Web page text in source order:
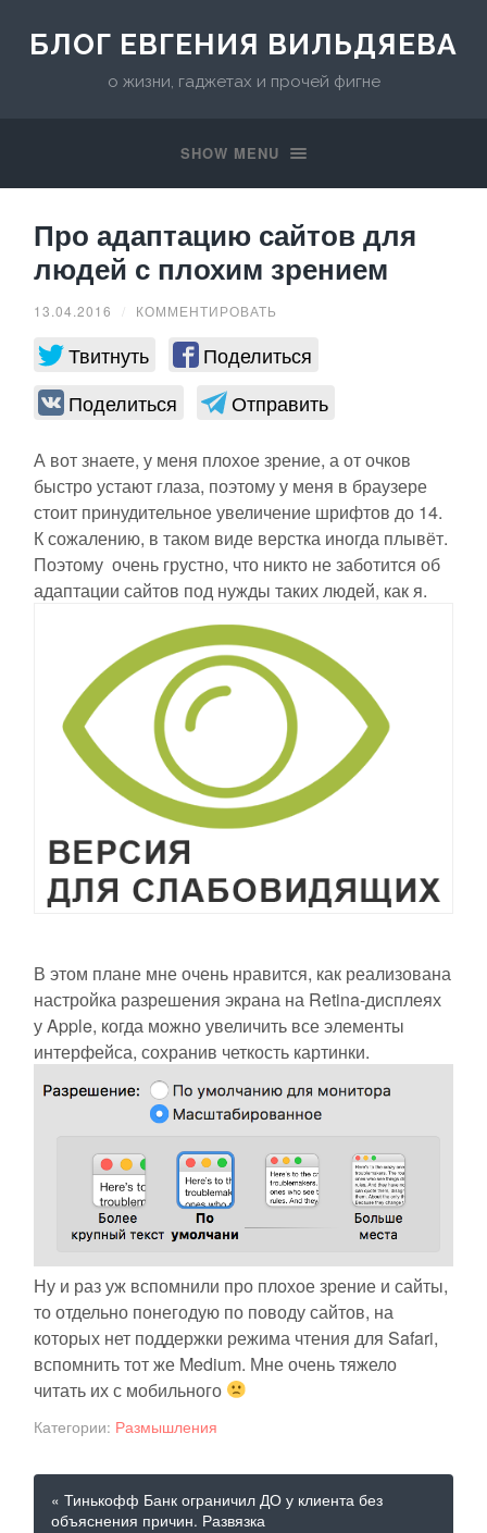
БЛОГ ЕВГЕНИЯ ВИЛЬДЯЕВА
о жизни, гаджетах и прочей фигне
SHOW MENU
Про адаптацию сайтов для
людей с плохим зрением
13.04.2016 КОММЕНТИРОВАТЬ
Твитнуть
Поделиться
Поделиться
Отправить
А вот знаете, у меня плохое зрение, а от очков
быстро устают глаза, поэтому у меня в браузере
стоит принудительное увеличение шрифтов до 14.
К сожалению, в таком виде верстка иногда плывёт.
Поэтому очень грустно, что никто не заботится об
адаптации сайтов под нужды таких людей, как я.
В этом плане мне очень нравится, как реализована
настройка разрешения экрана на Retina-дисплеях
у Apple, когда можно увеличить все элементы
интерфейса, сохранив четкость картинки.
Ну и раз уж вспомнили про плохое зрение и сайты,
то отдельно понегодую по поводу сайтов, на
которых нет поддержки режима чтения для Safari,
вспомнить тот же Medium. Мне очень тяжело
читать их с мобильного
Категории: Размышления
« Тинькофф Банк ограничил ДО у клиента без
объяснения причин. Развязка